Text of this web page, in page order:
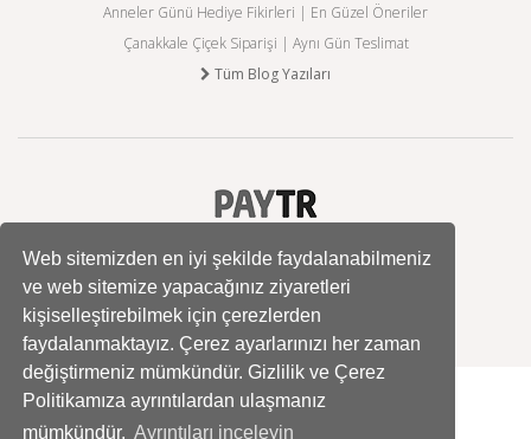
Web sitemizden en iyi şekilde faydalanabilmeniz
ve web sitemize yapacağınız ziyaretleri
kişiselleştirebilmek için çerezlerden
faydalanmaktayız. Çerez ayarlarınızı her zaman
değiştirmeniz mümkündür. Gizlilik ve Çerez
Politikamıza ayrıntılardan ulaşmanız
mümkündür. Ayrıntıları inceleyin
Anneler Günü Hediye Fikirleri | En Güzel Öneriler
Çanakkale Çiçek Siparişi | Aynı Gün Teslimat
Tüm Blog Yazıları